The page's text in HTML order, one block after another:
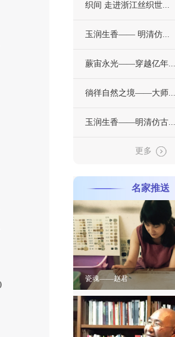
织间 走进浙江丝织世...
玉润生香—— 明清仿...
蕨宙永光——穿越亿年...
徜徉自然之境——大师...
玉润生香——明清仿古...
更多
名家推送
瓷魂——赵君